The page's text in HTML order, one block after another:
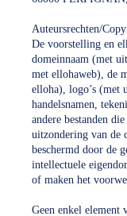
Auteursrechten/
De voorstelling en
domeinnaam (met
met ellohaweb), de
elloha), logo’s (met
handelsnamen,
andere bestanden
uitzondering van de
beschermd door de
intellectuele
of maken het
Geen enkel element